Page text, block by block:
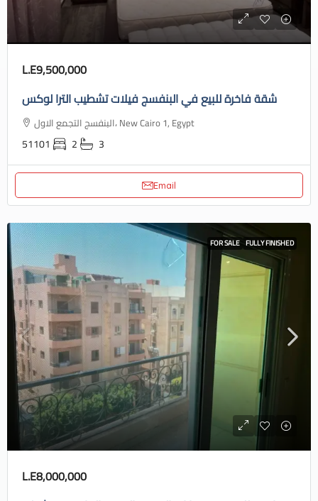
L.E9,500,000
شقة فاخرة للبيع في البنفسج فيلات تشطيب الترا لوكس
البنفسج التجمع الاول، New Cairo 1, Egypt
51101 2 3
Email
FOR SALE FULLY FINISHED
L.E8,000,000